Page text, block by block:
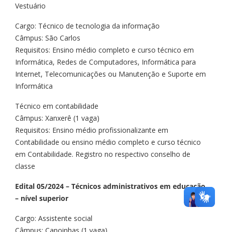
Vestuário
Cargo: Técnico de tecnologia da informação
Câmpus: São Carlos
Requisitos: Ensino médio completo e curso técnico em
Informática, Redes de Computadores, Informática para
Internet, Telecomunicações ou Manutenção e Suporte em
Informática
Técnico em contabilidade
Câmpus: Xanxerê (1 vaga)
Requisitos: Ensino médio profissionalizante em
Contabilidade ou ensino médio completo e curso técnico
em Contabilidade. Registro no respectivo conselho de
classe
Edital 05/2024 – Técnicos administrativos em educação
– nível superior
Cargo: Assistente social